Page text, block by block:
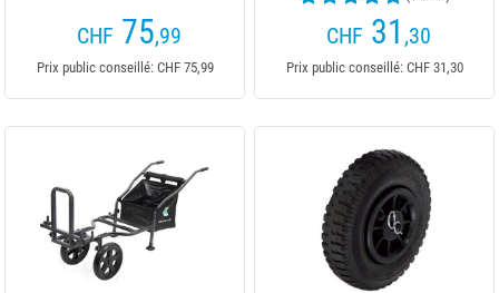
CHF 75,99
Prix public conseillé: CHF 75,99
CHF 31 ,30
Prix public conseillé: CHF 31,30